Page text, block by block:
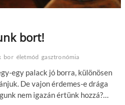
bort!
bor életmód gasztronómia
egy palack jó borra, különösen
De vajon érdemes-e drága
nem igazán értünk hozzá?…